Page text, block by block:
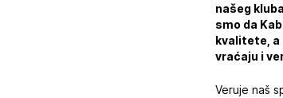
našeg
smo da
kvalitete, a
vraćaju i
Veruje naš